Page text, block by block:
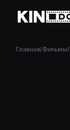
Главная/Фильмы/